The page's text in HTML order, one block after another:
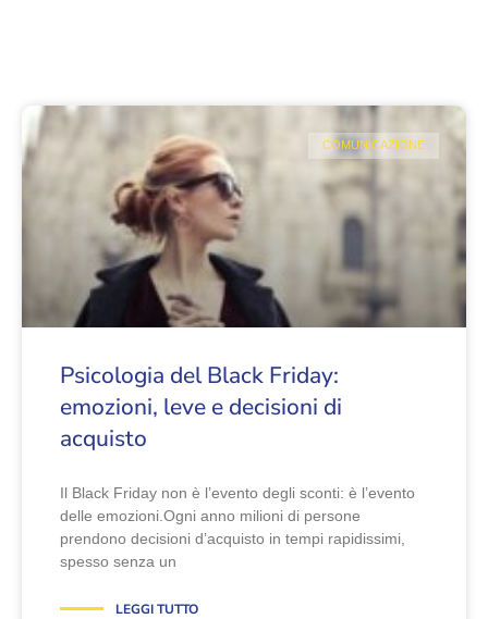
COMUNICAZIONE
Psicologia del Black Friday:
emozioni, leve e decisioni di
acquisto
Il Black Friday non è l’evento degli sconti: è l’evento
delle emozioni.Ogni anno milioni di persone
prendono decisioni d’acquisto in tempi rapidissimi,
spesso senza un
LEGGI TUTTO